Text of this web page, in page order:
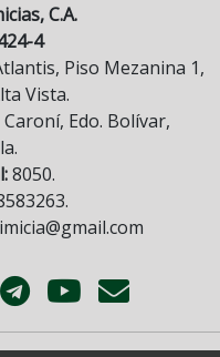
C.A.
4
Piso Mezanina 1,
Vista.
Edo. Bolívar,
8050.